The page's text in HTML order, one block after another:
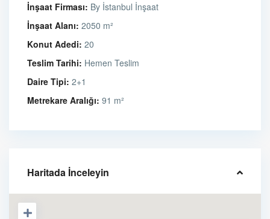
İnşaat Firması: By İstanbul İnşaat
İnşaat Alanı: 2050 m²
Konut Adedi: 20
Teslim Tarihi: Hemen Teslim
Daire Tipi: 2+1
Metrekare Aralığı: 91 m²
Haritada İnceleyin